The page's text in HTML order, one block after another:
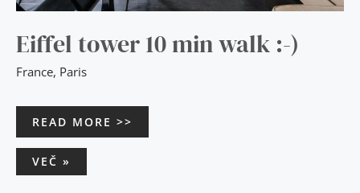
Eiffel tower 10 min walk :-)
France, Paris
READ MORE >>
VEČ »